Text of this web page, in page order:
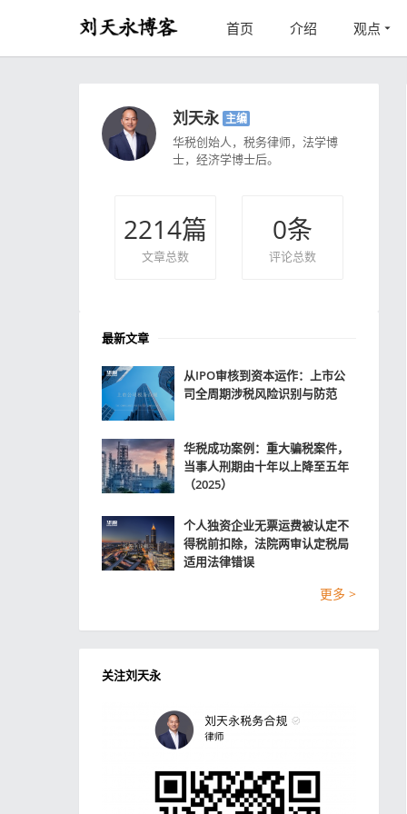
首页 介绍 观点
刘天永 主编
华税创始人，税务律师，法学博
士，经济学博士后。
2214篇
文章总数
0条
评论总数
最新文章
从IPO审核到资本运作：上市公
司全周期涉税风险识别与防范
华税成功案例：重大骗税案件，
当事人刑期由十年以上降至五年
（2025）
个人独资企业无票运费被认定不
得税前扣除，法院两审认定税局
适用法律错误
更多 >
关注刘天永